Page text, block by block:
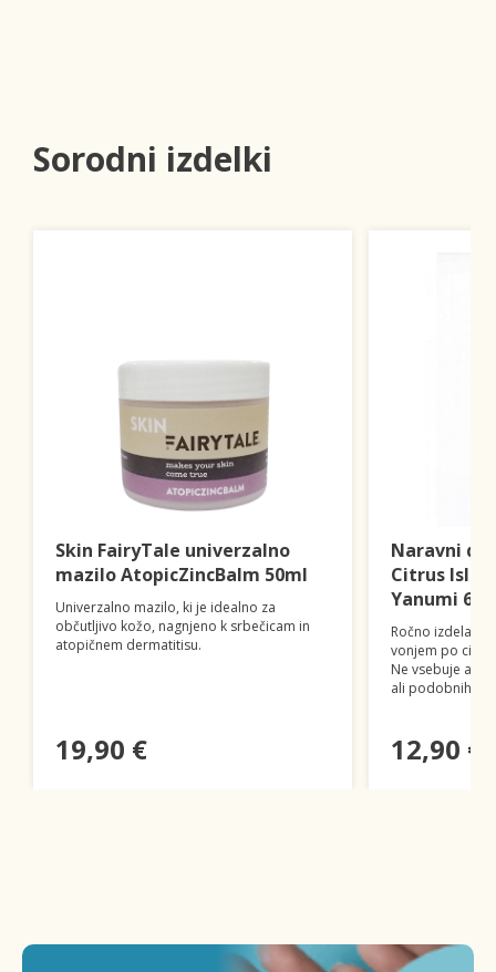
Sorodni izdelki
Skin FairyTale univerzalno
mazilo AtopicZincBalm 50ml
Univerzalno mazilo, ki je idealno za
občutljivo kožo, nagnjeno k srbečicam in
atopičnem dermatitisu.
19,90 €
Naravni
Citrus
Yanumi
Ročno izdelan
vonjem po
Ne vsebuje
ali podobnih
12,90 €